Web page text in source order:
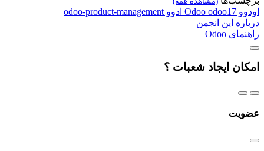
اودوو Odoo odoo17 ادوو odoo-product-management
درباره این انجمن
راهنمای Odoo
امکان ایجاد شعبات ؟
عضویت